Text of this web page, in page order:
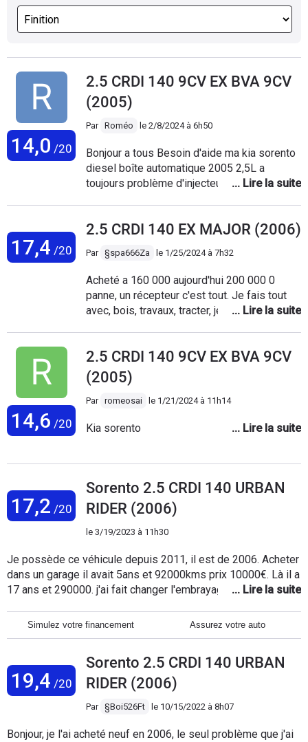
14,0 /20
2.5 CRDI 140 9CV EX BVA 9CV
(2005)
Par Roméo le 2/8/2024 à 6h50
Bonjour a tous Besoin d'aide ma kia sorento
diesel boîte automatique 2005 2,5L a
toujours problème d'injecteur, Je change 01
17,4 /20
2.5 CRDI 140 EX MAJOR (2006)
Par §spa666Za le 1/25/2024 à 7h32
Acheté a 160 000 aujourd'hui 200 000 0
panne, un récepteur c'est tout. Je fais tout
avec, bois, travaux, tracter, je suis aller en
10/11l Entretien c'est raisonnable. Pas de
problème de crépine pour moi.
14,6 /20
2.5 CRDI 140 9CV EX BVA 9CV
(2005)
Par romeosai le 1/21/2024 à 11h14
Kia sorento
17,2 /20
Sorento 2.5 CRDI 140 URBAN
RIDER (2006)
le 3/19/2023 à 11h30
Je possède ce véhicule depuis 2011, il est de 2006. Acheter
dans un garage il avait 5ans et 92000kms prix 10000€. Là il a
17 ans et 290000. j'ai fait changer l'embrayage a 250000 et là
de ce véhicule, il est fiable et robuste. Je tracte une
remorque de 3,5 tonnes et 6,5 ml sans problème.exellent
Simulez votre financement Assurez votre auto
19,4 /20
Sorento 2.5 CRDI 140 URBAN
RIDER (2006)
Par §Boi526Ft le 10/15/2022 à 8h07
Bonjour, je l'ai acheté neuf en 2006, le seul problème que j'ai